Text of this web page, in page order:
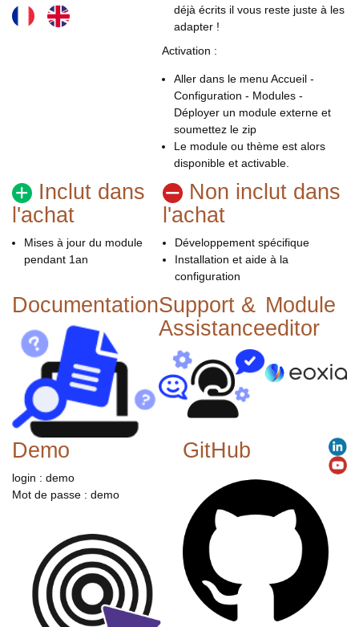
déjà écrits il vous reste juste à les
adapter !
Activation :
Aller dans le menu Accueil -
Configuration - Modules -
Déployer un module externe et
soumettez le zip
Le module ou thème est alors
disponible et activable.
Inclut dans
l'achat
Mises à jour du module
pendant 1an
Non inclut dans
l'achat
Développement spécifique
Installation et aide à la
configuration
DocumentationSupport &
Assistance
Module
editor
Demo
login : demo
Mot de passe : demo
GitHub